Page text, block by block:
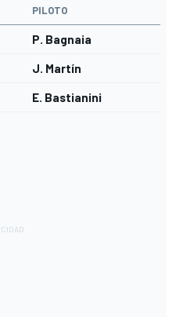
PILOTO
P. Bagnaia
J. Martín
E. Bastianini